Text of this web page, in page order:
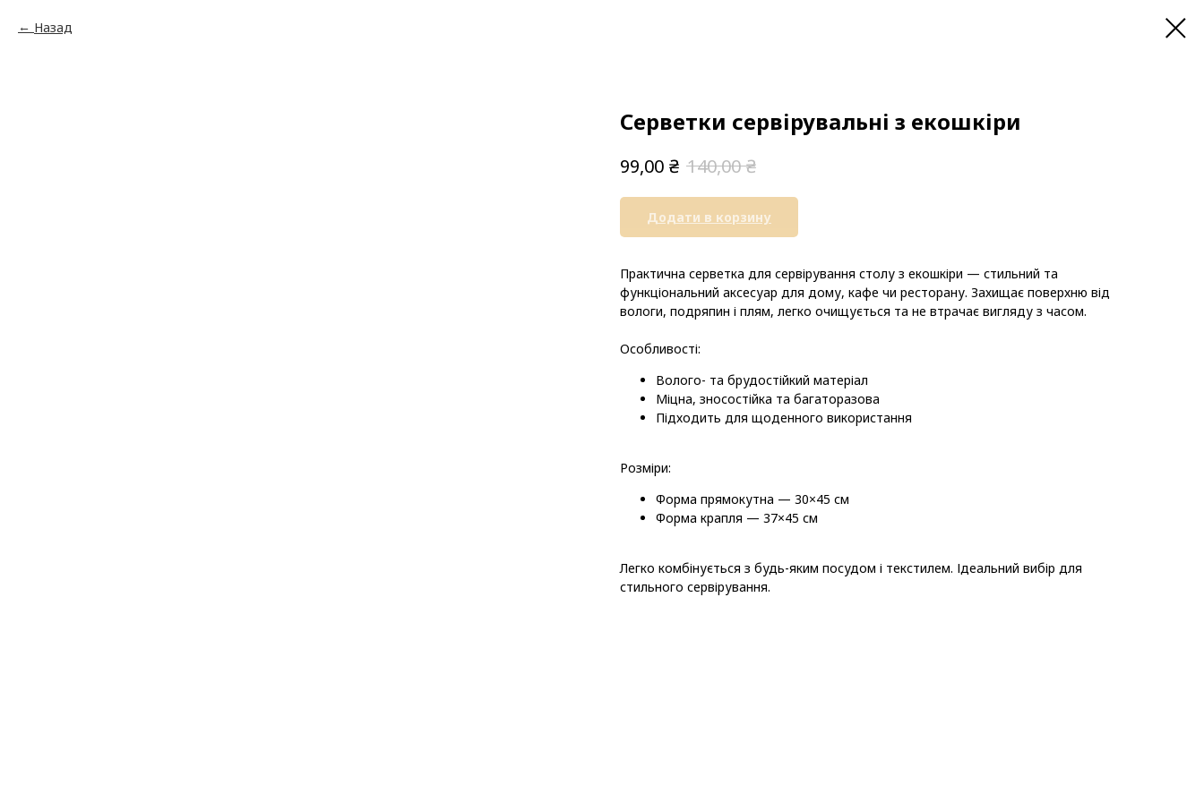
Назад
Серветки сервірувальні з екошкіри
99,00 ₴ 140,00 ₴
Додати в корзину
Практична серветка для сервірування столу з екошкіри — стильний та
функціональний аксесуар для дому, кафе чи ресторану. Захищає поверхню від
вологи, подряпин і плям, легко очищується та не втрачає вигляду з часом.
Особливості:
Волого- та брудостійкий матеріал
Міцна, зносостійка та багаторазова
Підходить для щоденного використання
Розміри:
Форма прямокутна — 30×45 см
Форма крапля — 37×45 см
Легко комбінується з будь-яким посудом і текстилем. Ідеальний вибір для
стильного сервірування.